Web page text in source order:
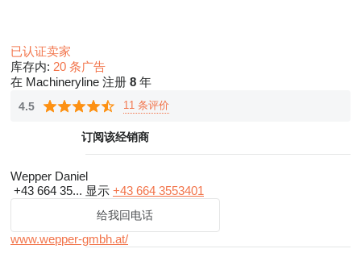
已认证卖家
库存内: 20 条广告
在 Machineryline 注册 8 年
4.5 11 条评价
订阅该经销商
Wepper Daniel
+43 664 35... 显示 +43 664 3553401
给我回电话
www.wepper-gmbh.at/